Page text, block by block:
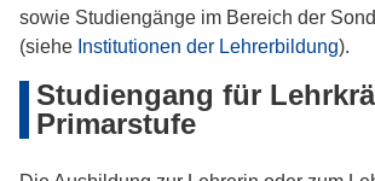
sowie Studiengänge im Bereich der
(siehe Institutionen der Lehrerbildung).
Studiengang für
Primarstufe